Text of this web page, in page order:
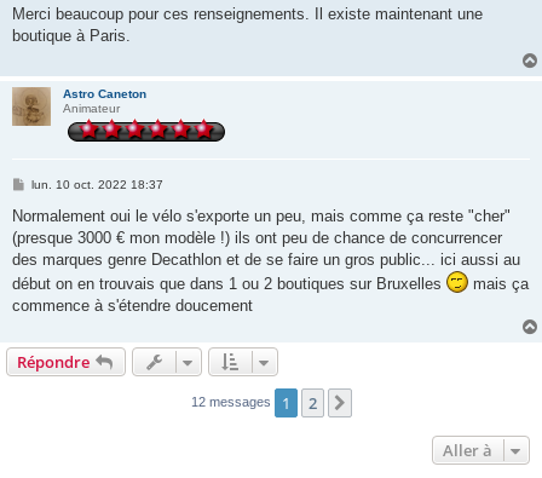
s
a
Merci beaucoup pour ces renseignements. Il existe maintenant une
boutique à Paris.
Astro Caneton
Animateur
M
s
a
g
lun. 10 oct. 2022 18:37
Normalement oui le vélo s'exporte un peu, mais comme ça reste "cher"
(presque 3000 € mon modèle !) ils ont peu de chance de concurrencer
des marques genre Decathlon et de se faire un gros public... ici aussi au
début on en trouvais que dans 1 ou 2 boutiques sur Bruxelles
mais ça
commence à s'étendre doucement
Répondre
12 messages 1 2
Aller à